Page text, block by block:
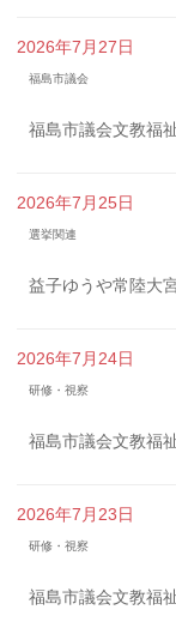
2026年7月27日
福島市議会
福島市議会文教福
2026年7月25日
選挙関連
益子ゆうや常陸大
2026年7月24日
研修・視察
福島市議会文教福
2026年7月23日
研修・視察
福島市議会文教福